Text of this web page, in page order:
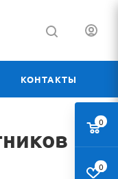
КОНТАКТЫ
0
0